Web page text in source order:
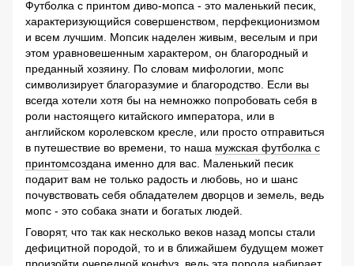
Футболка с принтом диво-мопса - это маленький песик,
характеризующийся совершенством, перфекционизмом
и всем лучшим. Мопсик наделен живым, веселым и при
этом уравновешенным характером, он благородный и
преданный хозяину. По словам мифологии, мопс
символизирует благоразумие и благородство. Если вы
всегда хотели хотя бы на немножко попробовать себя в
роли настоящего китайского императора, или в
английском королевском кресле, или просто отправиться
в путешествие во времени, то наша мужская футболка с
принтомсоздана именно для вас. Маленький песик
подарит вам не только радость и любовь, но и шанс
почувствовать себя обладателем дворцов и земель, ведь
мопс - это собака знати и богатых людей.
Говорят, что так как несколько веков назад мопсы стали
дефицитной породой, то и в ближайшем будущем может